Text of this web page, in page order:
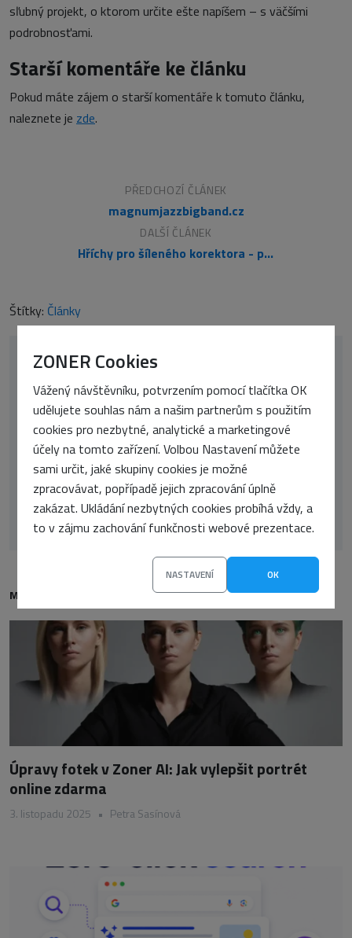
ZONER Cookies
Vážený návštěvníku, potvrzením pomocí tlačítka OK
udělujete souhlas nám a našim partnerům s použitím
cookies pro nezbytné, analytické a marketingové
účely na tomto zařízení. Volbou Nastavení můžete
sami určit, jaké skupiny cookies je možné
zpracovávat, popřípadě jejich zpracování úplně
zakázat. Ukládání nezbytných cookies probíhá vždy, a
to v zájmu zachování funkčnosti webové prezentace.
NASTAVENÍ OK
sľubný projekt, o ktorom určite ešte napíšem – s väčšími
podrobnosťami.
Starší komentáře ke článku
Pokud máte zájem o starší komentáře k tomuto článku,
naleznete je zde.
PŘEDCHOZÍ ČLÁNEK
magnumjazzbigband.cz
DALŠÍ ČLÁNEK
Hříchy pro šíleného korektora - proč se trápit s diakritikou
Štítky: Články
Michal Kyžňanský
MOHLO BY VÁS TAKÉ ZAJÍMAT
Úpravy fotek v Zoner AI: Jak vylepšit portrét
online zdarma
3. listopadu 2025 • Petra Sasínová